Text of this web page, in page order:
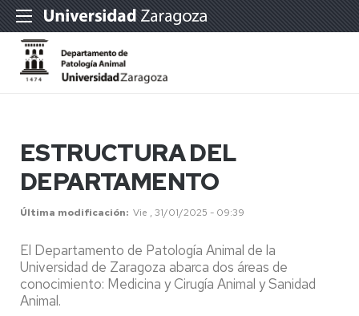
ESTRUCTURA DEL
DEPARTAMENTO
Última modificación Vie , 31/01/2025 - 09:39
El Departamento de Patología Animal de la
Universidad de Zaragoza abarca dos áreas de
conocimiento: Medicina y Cirugía Animal y Sanidad
Animal.